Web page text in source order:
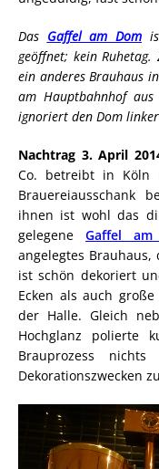
Das Gaffel am Dom
geöffnet; kein
ein anderes Brauhaus
am Hauptbahnhof
ignoriert den Dom
Nachtrag 3. April
Co. betreibt in Köln
Brauereiausschank
ihnen ist wohl das
gelegene Gaffel am
angelegtes
ist schön dekoriert
Ecken als auch
der Halle. Gleich
Hochglanz polierte
Brauprozess
Dekorationszwecken